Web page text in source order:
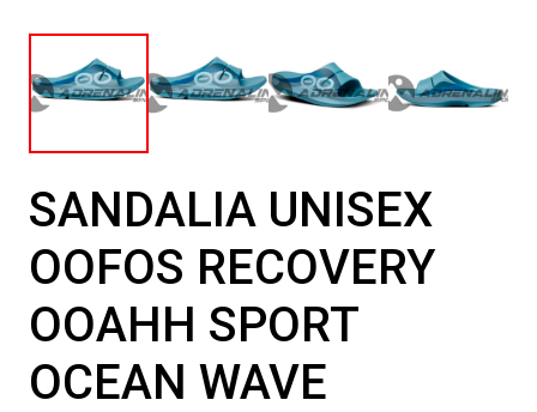
SANDALIA UNISEX
OOFOS RECOVERY
OOAHH SPORT
OCEAN WAVE